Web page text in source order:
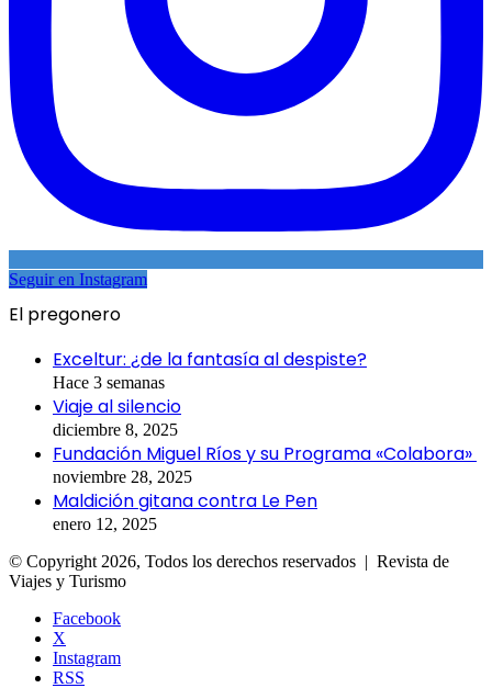
Seguir en Instagram
El pregonero
Exceltur: ¿de la fantasía al despiste?
Hace 3 semanas
Viaje al silencio
diciembre 8, 2025
Fundación Miguel Ríos y su Programa «Colabora»
noviembre 28, 2025
Maldición gitana contra Le Pen
enero 12, 2025
© Copyright 2026, Todos los derechos reservados | Revista de
Viajes y Turismo
Facebook
X
Instagram
RSS